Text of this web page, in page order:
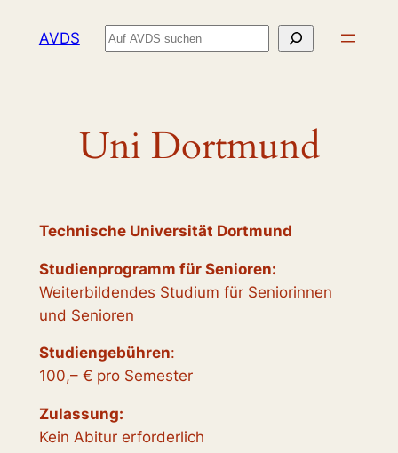
InhaltAVDS Suchen
Uni Dortmund
Technische Universität Dortmund
Studienprogramm für Senioren:
Weiterbildendes Studium für Seniorinnen
und Senioren
Studiengebühren:
100,– € pro Semester
Zulassung:
Kein Abitur erforderlich